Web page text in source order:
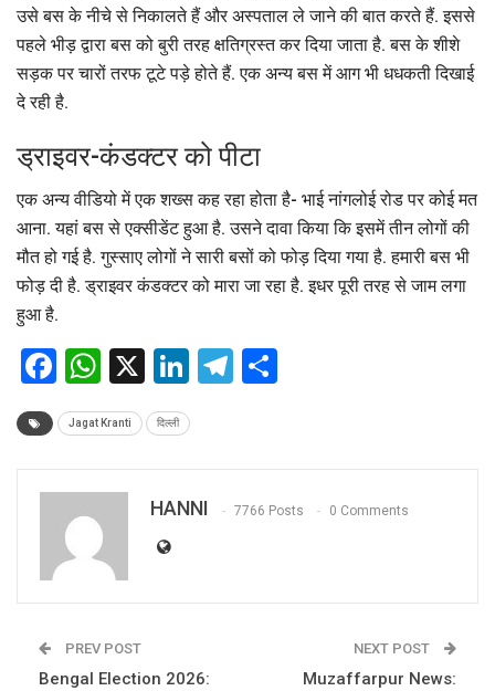
उसे बस के नीचे से निकालते हैं और अस्पताल ले जाने की बात करते हैं. इससे
पहले भीड़ द्वारा बस को बुरी तरह क्षतिग्रस्त कर दिया जाता है. बस के शीशे
सड़क पर चारों तरफ टूटे पड़े होते हैं. एक अन्य बस में आग भी धधकती दिखाई
दे रही है.
ड्राइवर-कंडक्टर को पीटा
एक अन्य वीडियो में एक शख्स कह रहा होता है- भाई नांगलोई रोड पर कोई मत
आना. यहां बस से एक्सीडेंट हुआ है. उसने दावा किया कि इसमें तीन लोगों की
मौत हो गई है. गुस्साए लोगों ने सारी बसों को फोड़ दिया गया है. हमारी बस भी
फोड़ दी है. ड्राइवर कंडक्टर को मारा जा रहा है. इधर पूरी तरह से जाम लगा
हुआ है.
Facebook
WhatsApp
X LinkedIn
Telegram
Jagat Kranti दिल्ली
HANNI 7766 Posts 0 Comments
PREV POST
Bengal Election 2026:
NEXT POST
Muzaffarpur News: